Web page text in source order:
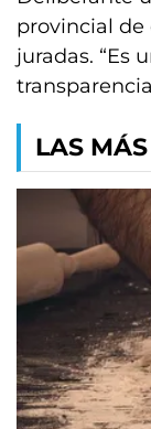
provincial de
juradas. “Es
LAS